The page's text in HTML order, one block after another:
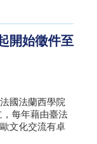
開始徵件至
國法蘭西學院
每年藉由臺法
文化交流有卓